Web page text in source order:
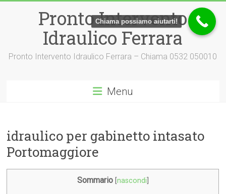
Pronto Intervento
Idraulico Ferrara
Pronto Intervento Idraulico Ferrara – Chiama 0532 050010
Menu
idraulico per gabinetto intasato
Portomaggiore
Sommario nascondi
Chiama possiamo aiutarti!